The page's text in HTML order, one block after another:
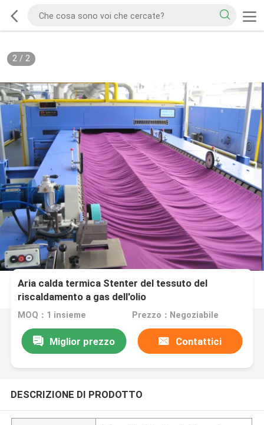
2/ 2
Aria calda termica Stenter del tessuto del
riscaldamento a gas dell'olio
MOQ：1 insieme Prezzo：Negoziabile
Miglior prezzo Contattici
DESCRIZIONE DI PRODOTTO